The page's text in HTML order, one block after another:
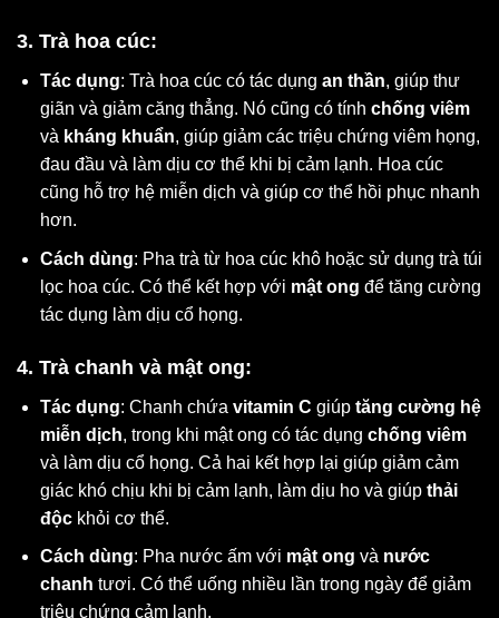
3. Trà hoa cúc:
Tác dụng: Trà hoa cúc có tác dụng an thần, giúp thư
giãn và giảm căng thẳng. Nó cũng có tính chống viêm
và kháng khuẩn, giúp giảm các triệu chứng viêm họng,
đau đầu và làm dịu cơ thể khi bị cảm lạnh. Hoa cúc
cũng hỗ trợ hệ miễn dịch và giúp cơ thể hồi phục nhanh
hơn.
Cách dùng: Pha trà từ hoa cúc khô hoặc sử dụng trà túi
lọc hoa cúc. Có thể kết hợp với mật ong để tăng cường
tác dụng làm dịu cổ họng.
4. Trà chanh và mật ong:
Tác dụng: Chanh chứa vitamin C giúp tăng cường hệ
miễn dịch, trong khi mật ong có tác dụng chống viêm
và làm dịu cổ họng. Cả hai kết hợp lại giúp giảm cảm
giác khó chịu khi bị cảm lạnh, làm dịu ho và giúp thải
độckhỏi cơ thể.
Cách dùng: Pha nước ấm với mật ong và nước
chanh tươi. Có thể uống nhiều lần trong ngày để giảm
triệu chứng cảm lạnh.